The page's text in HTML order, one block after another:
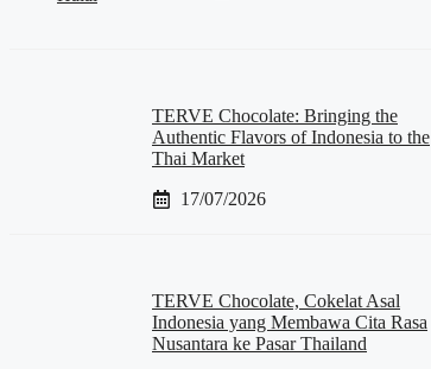
TERVE Chocolate: Bringing the
Authentic Flavors of Indonesia to the
Thai Market
17/07/2026
TERVE Chocolate, Cokelat Asal
Indonesia yang Membawa Cita Rasa
Nusantara ke Pasar Thailand